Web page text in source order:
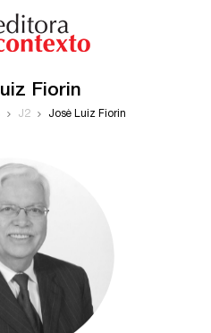
Fiorin
J2 José Luiz Fiorin